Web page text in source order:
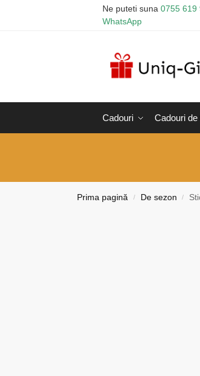
Ne puteti suna 0755 619
WhatsApp
Cadouri Cadouri
Prima pagină / De sezon /